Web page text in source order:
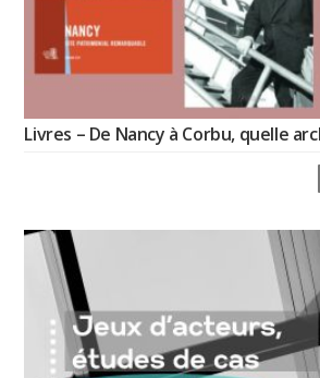
Livres – De Nancy à Corbu, quelle